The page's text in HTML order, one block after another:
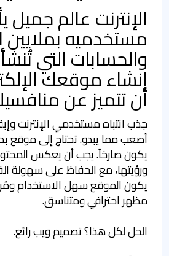
الإنترنت عالم جميل
مستخدميه
والحسابات التي
إنشاء موقعك
أن تتميز عن
جذب انتباه مستخدمي الإنترنت
أصعب مما يبدو. تحتاج إلى موقع
يكون صارخاً. يجب أن يعكس
ورؤيتها، مع الحفاظ على سهولة
يكون الموقع سهل الاستخدام
مظهر احترافي ومتناسق.
الحل لكل هذا؟ تصميم ويب رائع.